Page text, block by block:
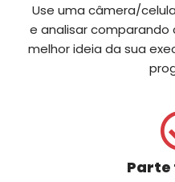
Use uma câmera/
e analisar
melhor ideia da sua
Parte